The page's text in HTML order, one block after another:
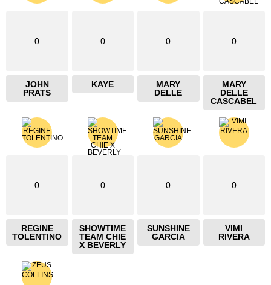
0
JOHN
PRATS
0
KAYE
0
MARY
DELLE
0
MARY
DELLE
CASCABEL
0
REGINE
TOLENTINO
0
SHOWTIME
TEAM CHIE
X BEVERLY
0
SUNSHINE
GARCIA
0
VIMI
RIVERA